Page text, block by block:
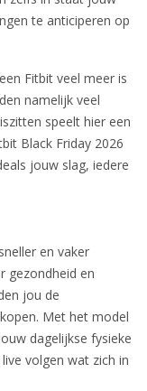
te anticiperen op
Fitbit veel meer is
namelijk veel
speelt hier een
Black Friday 2026
jouw slag, iedere
en vaker
gezondheid en
jou de
Met het model
dagelijkse fysieke
volgen wat zich in